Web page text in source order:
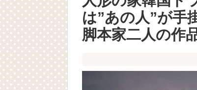
は”あの人”が手
脚本家二人の作